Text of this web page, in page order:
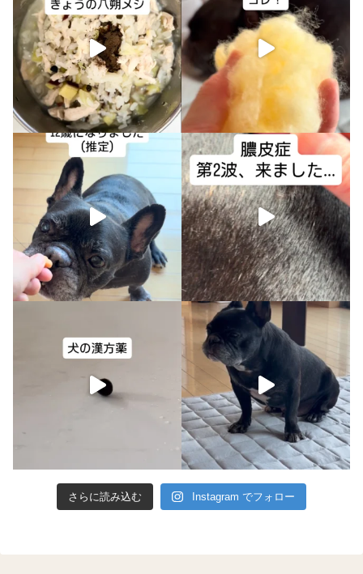
さらに読み込む Instagram でフォロー